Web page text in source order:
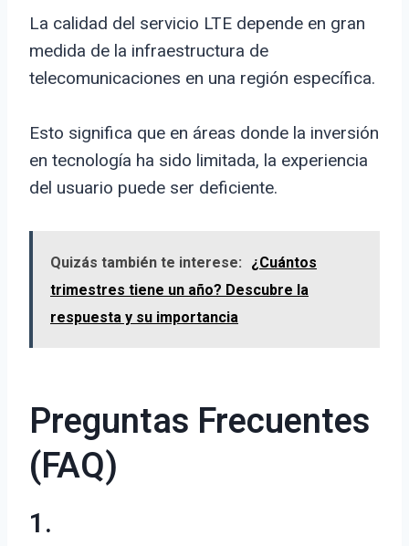
La calidad del servicio LTE depende en gran
medida de la infraestructura de
telecomunicaciones en una región específica.
Esto significa que en áreas donde la inversión
en tecnología ha sido limitada, la experiencia
del usuario puede ser deficiente.
Quizás también te interese:
¿Cuántos
trimestres tiene un año? Descubre la
respuesta y su importancia
Preguntas Frecuentes
(FAQ)
1.